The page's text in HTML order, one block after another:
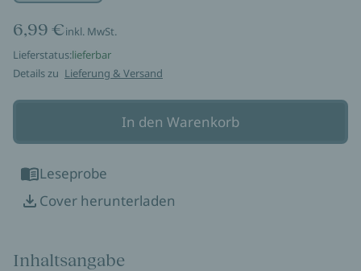
6,99 €inkl. MwSt.
Lieferstatus:lieferbar
Details zu Lieferung & Versand
In den Warenkorb
Leseprobe
Cover herunterladen
Inhaltsangabe